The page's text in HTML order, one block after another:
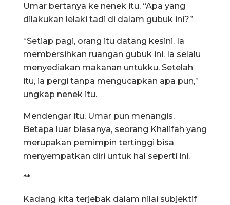
Umar bertanya ke nenek itu, “Apa yang
dilakukan lelaki tadi di dalam gubuk ini?”
“Setiap pagi, orang itu datang kesini. Ia
membersihkan ruangan gubuk ini. Ia selalu
menyediakan makanan untukku. Setelah
itu, ia pergi tanpa mengucapkan apa pun,”
ungkap nenek itu.
Mendengar itu, Umar pun menangis.
Betapa luar biasanya, seorang Khalifah yang
merupakan pemimpin tertinggi bisa
menyempatkan diri untuk hal seperti ini.
**
Kadang kita terjebak dalam nilai subjektif